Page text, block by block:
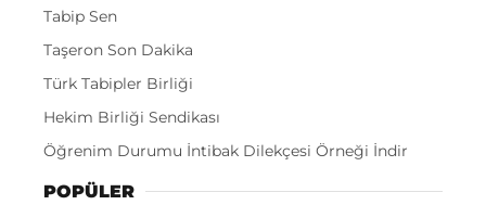
Tabip Sen
Taşeron Son Dakika
Türk Tabipler Birliği
Hekim Birliği Sendikası
Öğrenim Durumu İntibak Dilekçesi Örneği İndir
POPÜLER